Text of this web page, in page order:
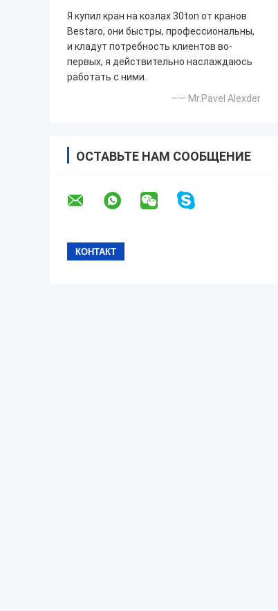
Я купил кран на козлах 30ton от кранов
Bestaro, они быстры, профессиональны,
и кладут потребность клиентов во-
первых, я действительно наслаждаюсь
работать с ними.
—— Mr.Pavel Alexder
ОСТАВЬТЕ НАМ СООБЩЕНИЕ